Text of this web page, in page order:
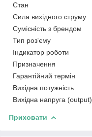
Стан
Сила вихідного струму
Сумісність з брендом
Тип роз'єму
Індикатор роботи
Призначення
Гарантійний термін
Вихідна потужність
Вихідна напруга (output)
Приховати